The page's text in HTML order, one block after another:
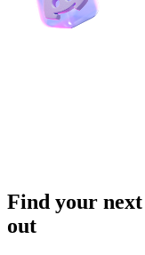
Find your
out